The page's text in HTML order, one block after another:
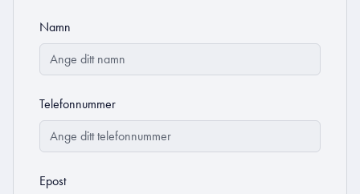
Namn
Telefonnummer
Epost